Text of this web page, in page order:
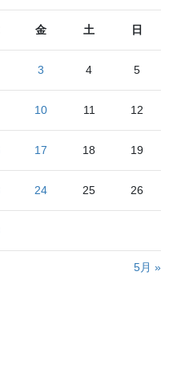
金 土 日
3 4 5
10 11 12
17 18 19
24 25 26
5月 »